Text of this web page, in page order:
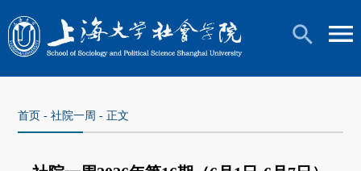
首页 -社院一周 - 正文